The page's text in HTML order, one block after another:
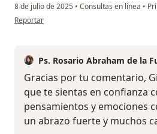
8 de julio de 2025 • Consultas en línea •
en opinión del usuario Gisselle M
Reportar
Ps. Rosario Abraham de la
Gracias por tu comentario,
que te sientas en confianza
pensamientos y emociones
un abrazo fuerte y muchos